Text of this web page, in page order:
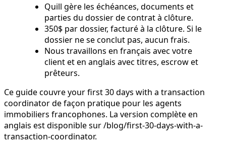
Quill gère les échéances, documents et
parties du dossier de contrat à clôture.
350$ par dossier, facturé à la clôture. Si le
dossier ne se conclut pas, aucun frais.
Nous travaillons en français avec votre
client et en anglais avec titres, escrow et
prêteurs.
Ce guide couvre your first 30 days with a transaction
coordinator de façon pratique pour les agents
immobiliers francophones. La version complète en
anglais est disponible sur /blog/first-30-days-with-a-
transaction-coordinator.